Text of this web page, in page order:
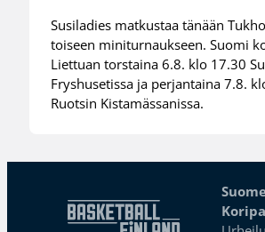
Susiladies matkustaa tänään
toiseen miniturnaukseen. Suomi
Liettuan torstaina 6.8. klo 17.30
Fryshusetissa ja perjantaina 7.8.
Ruotsin Kistamässanissa.